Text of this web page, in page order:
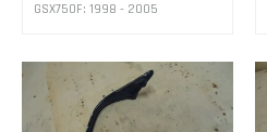
GSX750F: 1998 - 2005